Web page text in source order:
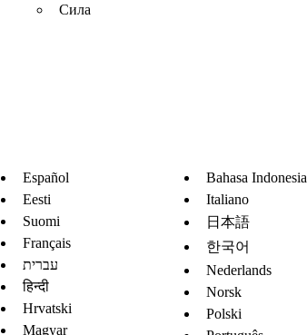
Сила
Español
Eesti
Suomi
Français
עברית
हिन्दी
Hrvatski
Magyar
Bahasa Indonesia
Italiano
日本語
한국어
Nederlands
Norsk
Polski